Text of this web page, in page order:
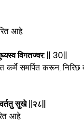
आहे.
युध्यस्व विगतज्वर: || 30||
कर्मे समर्पित करून,
सुखे ||२८||
आहे.